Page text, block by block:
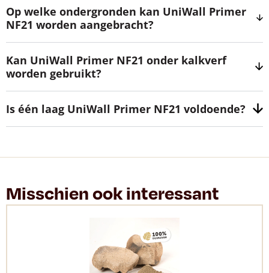
Op welke ondergronden kan UniWall Primer
NF21 worden aangebracht?
Kan UniWall Primer NF21 onder kalkverf
worden gebruikt?
Is één laag UniWall Primer NF21 voldoende?
Misschien ook interessant